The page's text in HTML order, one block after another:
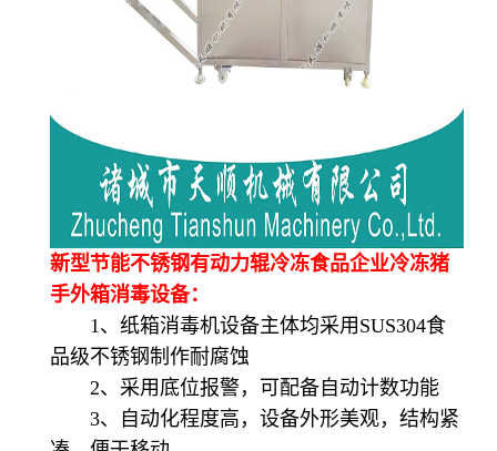
新型节能不锈钢有动力辊冷冻食品企业冷冻猪
手外箱消毒设备：
1、纸箱消毒机设备主体均采用SUS304食
品级不锈钢制作耐腐蚀
2、采用底位报警，可配备自动计数功能
3、自动化程度高，设备外形美观，结构紧